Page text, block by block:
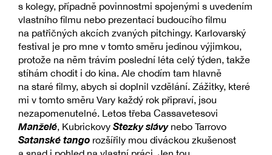
s kolegy, případně povinnostmi spojenými s uvedením
vlastního filmu nebo prezentací budoucího filmu
na patřičných akcích zvaných pitchingy. Karlovarský
festival je pro mne v tomto směru jedinou výjimkou,
protože na něm trávím poslední léta celý týden, takže
stíhám chodit i do kina. Ale chodím tam hlavně
na staré filmy, abych si doplnil vzdělání. Zážitky, které
mi v tomto směru Vary každý rok připraví, jsou
nezapomenutelné. Letos třeba Cassavetesovi
Manželé, Kubrickovy Stezky slávynebo Tarrovo
Satanské tango rozšířily mou diváckou zkušenost